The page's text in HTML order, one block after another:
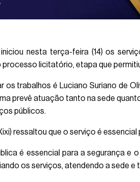
nesta terça-feira (14) os
licitatório, etapa que
trabalhos é Luciano Suriano de
prevê atuação tanto na sede
públicos.
ressaltou que o serviço é
é essencial para a segurança
os serviços, atendendo a sede